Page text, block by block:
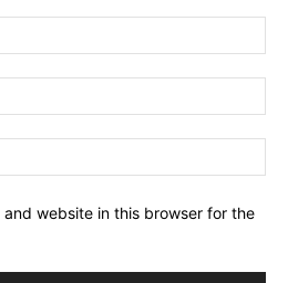
and website in this browser for the